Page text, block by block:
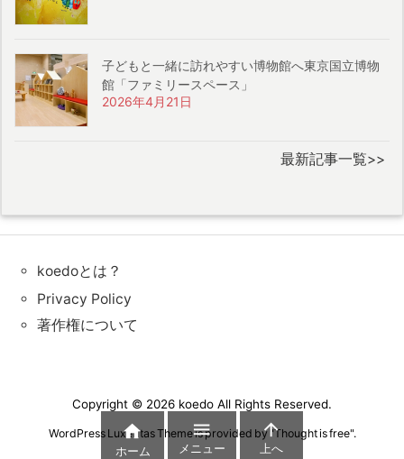
子どもと一緒に訪れやすい博物館へ東京国立博物
館「ファミリースペース」
2026年4月21日
最新記事一覧>>
koedoとは？
Privacy Policy
著作権について
Copyright © 2026 koedo All Rights Reserved.
WordPress Luxeritas Theme is provided by "Thought is free".

ホーム

メニュー

上へ